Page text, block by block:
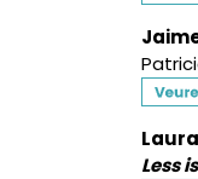
Less